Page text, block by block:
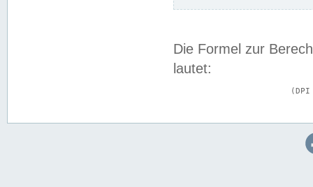
Die Formel zur
lautet: